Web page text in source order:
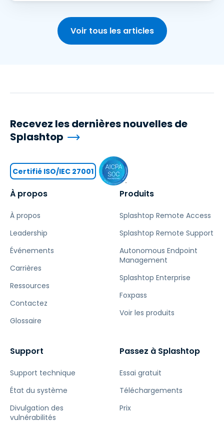
Voir tous les articles
À propos
À propos
Leadership
Événements
Carrières
Ressources
Contactez
Glossaire
Produits
Splashtop Remote Access
Splashtop Remote Support
Autonomous Endpoint
Management
Splashtop Enterprise
Foxpass
Voir les produits
Support
Support technique
État du système
Divulgation des
vulnérabilités
Passez à Splashtop
Essai gratuit
Téléchargements
Prix
Recevez les dernières nouvelles de
Splashtop
Certifié ISO/IEC 27001